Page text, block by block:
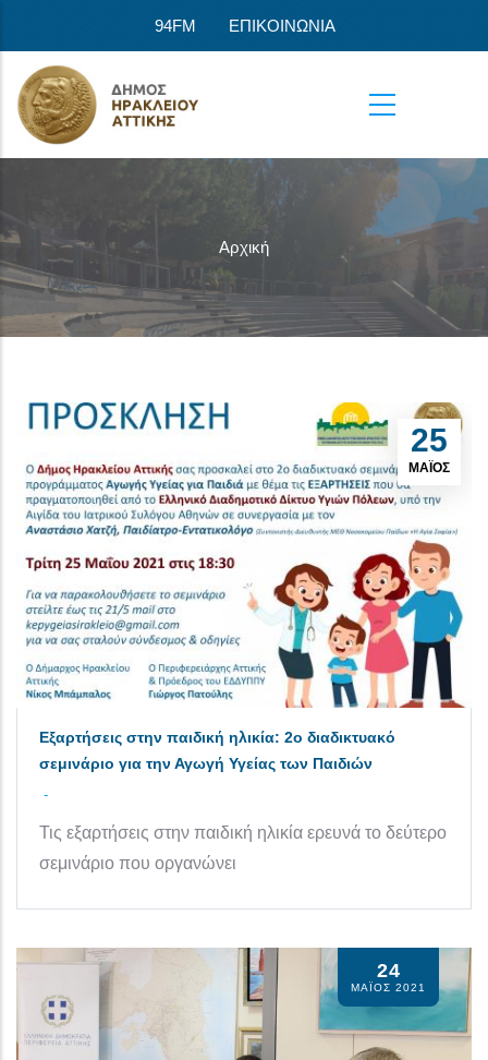
94FM ΕΠΙΚΟΙΝΩΝΙΑ
Αρχική
25
ΜΆΙΟΣ
Εξαρτήσεις στην παιδική ηλικία: 2ο διαδικτυακό
σεμινάριο για την Αγωγή Υγείας των Παιδιών
-
Τις εξαρτήσεις στην παιδική ηλικία ερευνά το δεύτερο
σεμινάριο που οργανώνει
24
ΜΆΙΟΣ 2021